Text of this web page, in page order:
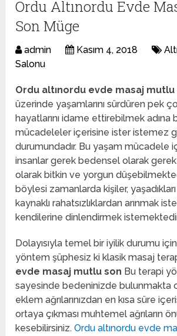
Ordu Altınordu Evde
Son Müge
admin Kasım 4, 2018
Salonu
Ordu altınordu evde masaj mutlu
üzerinde yaşamlarını sürdüren pek
hayatlarını idame ettirebilmek adına
mücadeleler içerisine ister istemez
durumundadır. Bu yaşam mücadele
insanlar gerek bedensel olarak
olarak bitkin ve yorgun
böylesi zamanlarda kişiler,
kaynaklı rahatsızlıklardan arınmak
kendilerine dinlendirmek
Dolayısıyla temel bir iyilik durumu
yöntem şüphesiz ki klasik masaj
evde masaj mutlu son Bu terapi
sayesinde bedeninizde bulunmakta
eklem ağrılarınızdan en kısa süre
ortaya çıkması muhtemel ağrıların
kesebilirsiniz.Ordu altınordu evde